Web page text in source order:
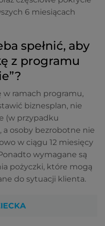
6 miesiącach
spełnić, aby
z programu
w ramach programu,
biznesplan, nie
(w przypadku
a osoby bezrobotne nie
w ciągu 12 miesięcy
wymagane są
pożyczki, które mogą
do sytuacji klienta.